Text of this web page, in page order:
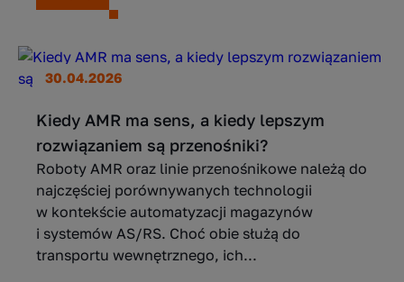
30.04.2026
Kiedy AMR ma sens, a kiedy lepszym
rozwiązaniem są przenośniki?
Roboty AMR oraz linie przenośnikowe należą do
najczęściej porównywanych technologii
w kontekście automatyzacji magazynów
i systemów AS/RS. Choć obie służą do
transportu wewnętrznego, ich...